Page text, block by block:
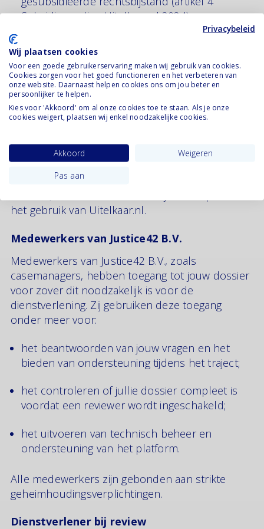
Subsidieregeling Uitelkaar.nl 2024).
Wie hebben toegang tot jouw gegevens?
Jij en jouw (ex-)partner
Als je jouw (ex-)partner uitnodigt om samen in
Uitelkaar.nl te werken, hebben jullie beiden
volledige toegang tot alle gegevens die in het
door jou, jouw (ex-)partner of door een
ingeschakelde dienstverlener zijn ingevoerd of
geüpload. Deze wederzijdse toegang blijft
het gebruik van Uitelkaar.nl.
Medewerkers van Justice42 B.V.
Medewerkers van Justice42 B.V., zoals
casemanagers, hebben toegang tot jouw dossier
voor zover dit noodzakelijk is voor de
dienstverlening. Zij gebruiken deze toegang
onder meer voor:
het beantwoorden van jouw vragen en het
bieden van ondersteuning tijdens het traject;
het controleren of jullie dossier compleet is
voordat een reviewer wordt ingeschakeld;
het uitvoeren van technisch beheer en
ondersteuning van het platform.
Alle medewerkers zijn gebonden aan strikte
geheimhoudingsverplichtingen.
Dienstverlener bij review
Privacybeleid
Wij plaatsen cookies
Voor een goede gebruikerservaring maken wij gebruik van cookies.
Cookies zorgen voor het goed functioneren en het verbeteren van
onze website. Daarnaast helpen cookies ons om jou beter en
persoonlijker te helpen.
Kies voor 'Akkoord' om al onze cookies toe te staan. Als je onze
cookies weigert, plaatsen wij enkel noodzakelijke cookies.
Akkoord
Weigeren
Pas aan